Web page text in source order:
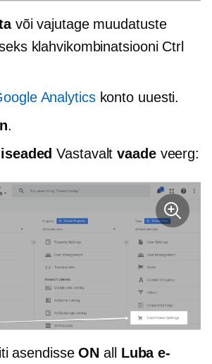
või vajutage muudatuste
klahvikombinatsiooni Ctrl
Analyticskonto uuesti.
.
Vastavaltvaadeveerg:
asendisseON all Luba e-